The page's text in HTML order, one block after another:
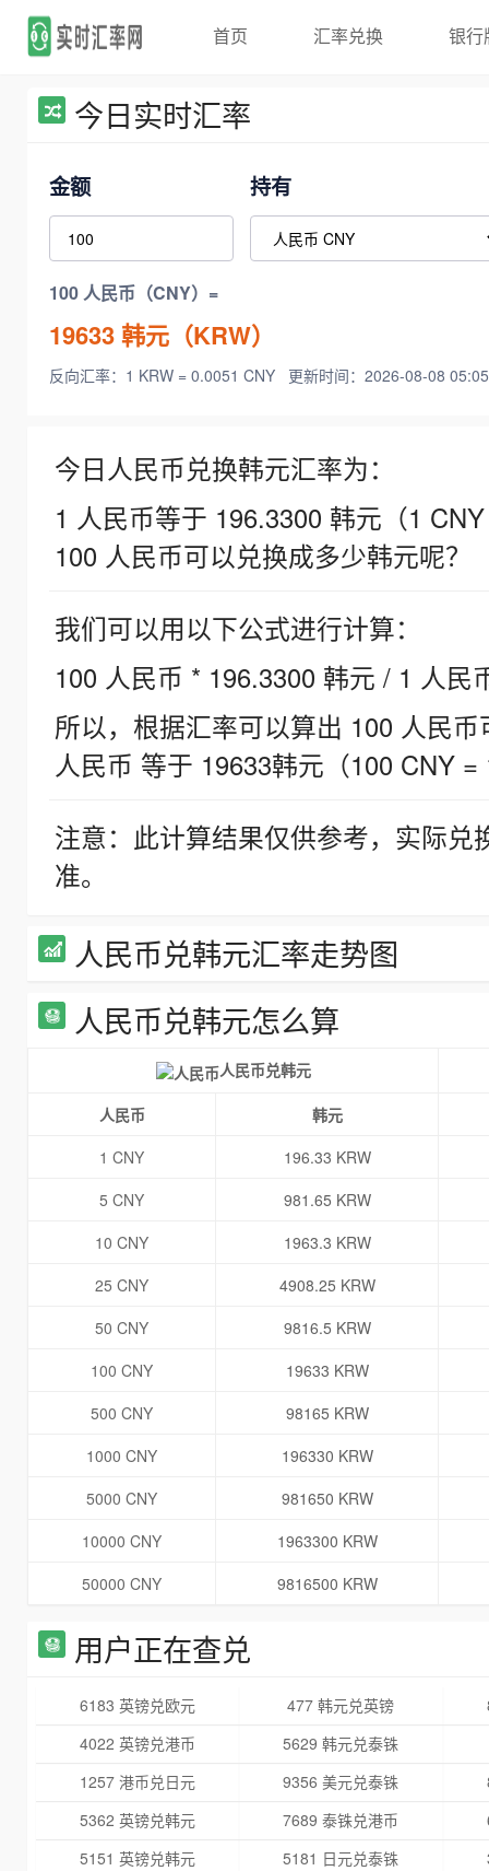
首页 汇率兑换 银行
今日实时汇率
金额 持有
100 人民币（CNY）=
19633韩元（KRW）
反向汇率：1 KRW = 0.0051 CNY 更新时间：2026-08-08
今日人民币兑换韩元汇率为：
1 人民币等于 196.3300 韩元（1
100 人民币可以兑换成多少韩元呢？
我们可以用以下公式进行计算：
100 人民币 * 196.3300 韩元 / 1 人民
所以，根据汇率可以算出 100 人民
人民币 等于 19633韩元（100 CNY =
注意：此计算结果仅供参考，实际
准。
人民币兑韩元汇率走势图
人民币兑韩元怎么算
人民币兑韩元
人民币
韩元
1 CNY
196.33 KRW
5 CNY
981.65 KRW
10 CNY
1963.3 KRW
25 CNY
4908.25 KRW
50 CNY
9816.5 KRW
100 CNY
19633 KRW
500 CNY
98165 KRW
1000 CNY
196330 KRW
5000 CNY
981650 KRW
10000 CNY
1963300 KRW
50000 CNY
9816500 KRW
用户正在查兑
6183 英镑兑欧元 477 韩元兑英镑
4022 英镑兑港币
5629 韩元兑泰铢
1257 港币兑日元
9356 美元兑泰铢
5362 英镑兑韩元
7689 泰铢兑港币
5151 英镑兑韩元
5181 日元兑泰铢